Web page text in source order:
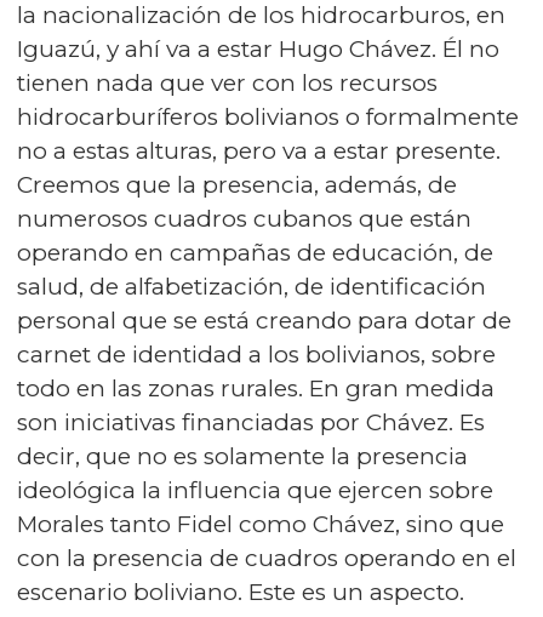
la nacionalización de los hidrocarburos, en
Iguazú, y ahí va a estar Hugo Chávez. Él no
tienen nada que ver con los recursos
hidrocarburíferos bolivianos o formalmente
no a estas alturas, pero va a estar presente.
Creemos que la presencia, además, de
numerosos cuadros cubanos que están
operando en campañas de educación, de
salud, de alfabetización, de identificación
personal que se está creando para dotar de
carnet de identidad a los bolivianos, sobre
todo en las zonas rurales. En gran medida
son iniciativas financiadas por Chávez. Es
decir, que no es solamente la presencia
ideológica la influencia que ejercen sobre
Morales tanto Fidel como Chávez, sino que
con la presencia de cuadros operando en el
escenario boliviano. Este es un aspecto.